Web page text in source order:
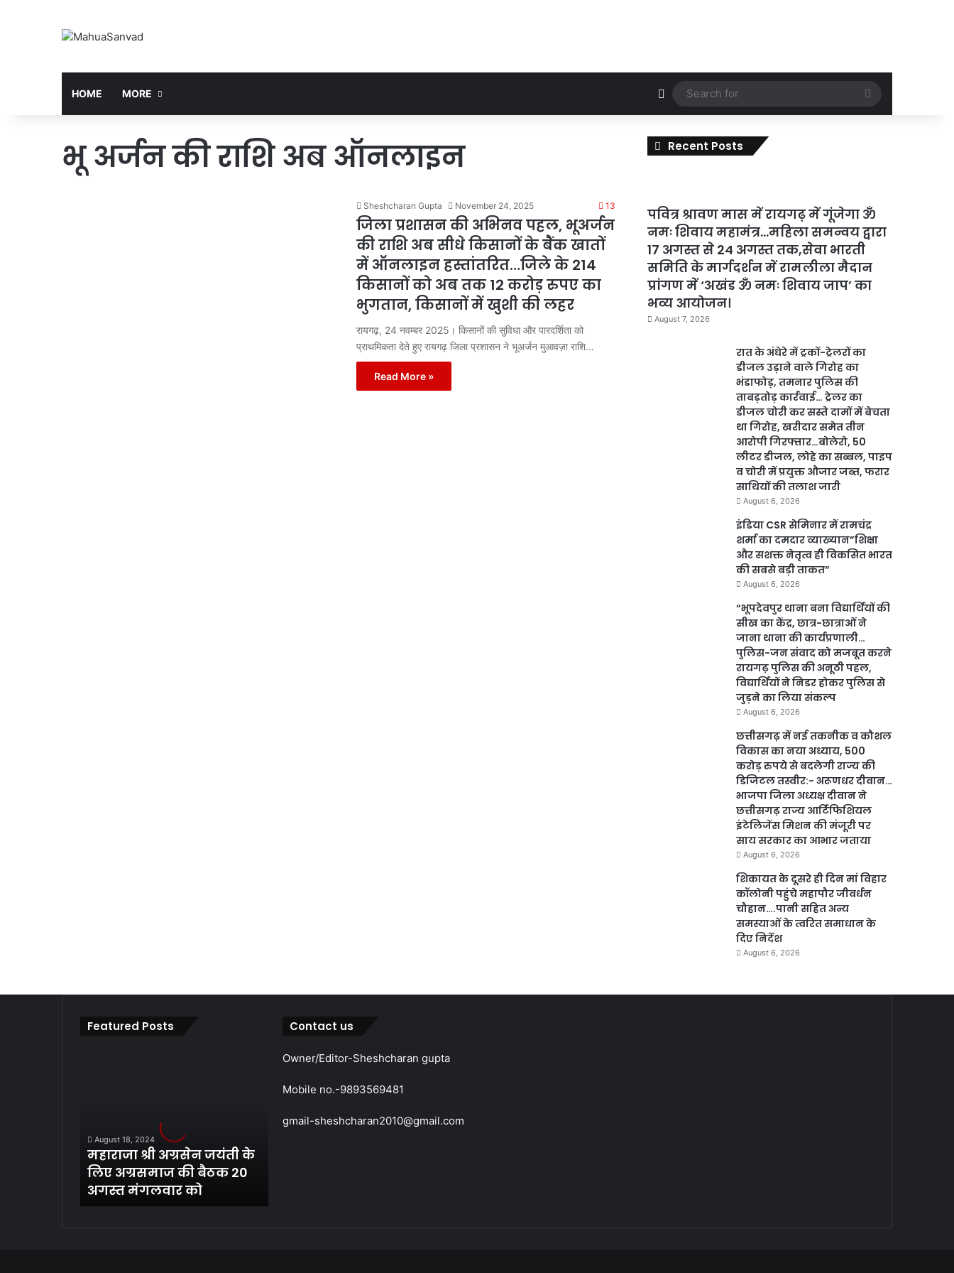
HOME MORE Random Article
Search
for
भू अर्जन की राशि अब ऑनलाइन
Sheshcharan Gupta November 24, 2025 13
जिला प्रशासन की अभिनव पहल, भूअर्जन
की राशि अब सीधे किसानों के बैंक खातों
में ऑनलाइन हस्तांतरित…जिले के 214
किसानों को अब तक 12 करोड़ रुपए का
भुगतान, किसानों में खुशी की लहर
रायगढ़, 24 नवम्बर 2025। किसानों की सुविधा और पारदर्शिता को
प्राथमिकता देते हुए रायगढ़ जिला प्रशासन ने भूअर्जन मुआवज़ा राशि…
Read More »
Recent Posts
पवित्र श्रावण मास में रायगढ़ में गूंजेगा ॐ
नमः शिवाय महामंत्र…महिला समन्वय द्वारा
17 अगस्त से 24 अगस्त तक,सेवा भारती
समिति के मार्गदर्शन में रामलीला मैदान
प्रांगण में ‘अखंड ॐ नमः शिवाय जाप’ का
भव्य आयोजन।
August 7, 2026
रात के अंधेरे में ट्रकों-ट्रेलरों का
डीजल उड़ाने वाले गिरोह का
भंडाफोड़, तमनार पुलिस की
ताबड़तोड़ कार्रवाई… ट्रेलर का
डीजल चोरी कर सस्ते दामों में बेचता
था गिरोह, खरीदार समेत तीन
आरोपी गिरफ्तार…बोलेरो, 50
लीटर डीजल, लोहे का सब्बल, पाइप
व चोरी में प्रयुक्त औजार जब्त, फरार
साथियों की तलाश जारी
August 6, 2026
इंडिया CSR सेमिनार में रामचंद्र
शर्मा का दमदार व्याख्यान”शिक्षा
और सशक्त नेतृत्व ही विकसित भारत
की सबसे बड़ी ताकत”
August 6, 2026
“भूपदेवपुर थाना बना विद्यार्थियों की
सीख का केंद्र, छात्र-छात्राओं ने
जाना थाना की कार्यप्रणाली…
पुलिस-जन संवाद को मजबूत करने
रायगढ़ पुलिस की अनूठी पहल,
विद्यार्थियों ने निडर होकर पुलिस से
जुड़ने का लिया संकल्प
August 6, 2026
छत्तीसगढ़ में नई तकनीक व कौशल
विकास का नया अध्याय, 500
करोड़ रुपये से बदलेगी राज्य की
डिजिटल तस्वीर:- अरूणधर दीवान…
भाजपा जिला अध्यक्ष दीवान ने
छत्तीसगढ़ राज्य आर्टिफिशियल
इंटेलिजेंस मिशन की मंजूरी पर
साय सरकार का आभार जताया
August 6, 2026
शिकायत के दूसरे ही दिन मां विहार
कॉलोनी पहुंचे महापौर जीवर्धन
चौहान….पानी सहित अन्य
समस्याओं के त्वरित समाधान के
दिए निर्देश
August 6, 2026
Featured Posts
अग्रसमाज
की
बैठक
20
अगस्त
August 18, 2024
महाराजा श्री अग्रसेन जयंती के
लिए अग्रसमाज की बैठक 20
अगस्त मंगलवार को
Contact us
Owner/Editor-Sheshcharan gupta
Mobile no.-9893569481
gmail-sheshcharan2010@gmail.com